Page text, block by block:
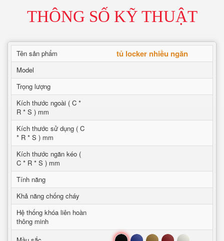
THÔNG SỐ KỸ THUẬT
Tên sản phẩm tủ locker nhiều ngăn
Model
Trọng lượng
Kích thước ngoài ( C *
R * S ) mm
Kích thước sử dụng ( C
* R * S ) mm
Kích thước ngăn kéo (
C * R * S ) mm
Tính năng
Khả năng chống cháy
Hệ thống khóa liên hoàn
thông minh
Đen Xanh Nâu Đỏ Trắng